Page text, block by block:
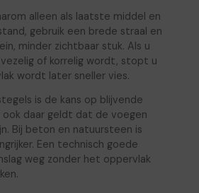
alleen als laatste middel en
gebruik een brede straal en
minder zichtbaar stuk. Als u
of korrelig wordt, stopt u
wordt later sneller vies.
is de kans op blijvende
ook daar geldt dat de voegen
Bij beton en natuursteen is
Een technisch goede
weg zonder het oppervlak